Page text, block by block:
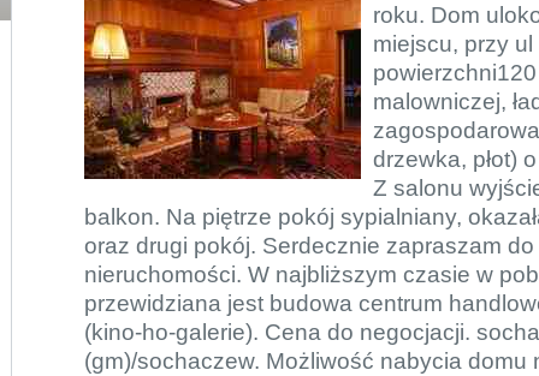
roku. Dom
miejscu, przy
malowniczej,
drzewka, płot)
Z salonu
balkon. Na piętrze pokój sypialniany,
oraz drugi pokój. Serdecznie zapraszam
nieruchomości. W najbliższym czasie w
przewidziana jest budowa centrum
(kino-ho-galerie). Cena do negocjacji.
(gm)/sochaczew. Możliwość nabycia domu